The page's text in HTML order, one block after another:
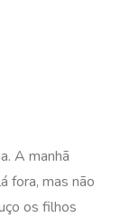
A manhã
fora, mas não
os filhos